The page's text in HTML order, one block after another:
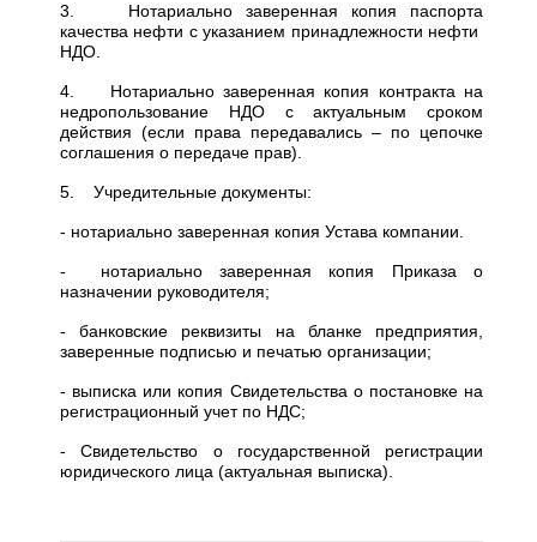
3. Нотариально заверенная копия паспорта
качества нефти с указанием принадлежности нефти
НДО.
4. Нотариально заверенная копия контракта на
недропользование НДО с актуальным сроком
действия (если права передавались – по цепочке
соглашения о передаче прав).
5. Учредительные документы:
- нотариально заверенная копия Устава компании.
- нотариально заверенная копия Приказа о
назначении руководителя;
- банковские реквизиты на бланке предприятия,
заверенные подписью и печатью организации;
- выписка или копия Свидетельства о постановке на
регистрационный учет по НДС;
- Свидетельство о государственной регистрации
юридического лица (актуальная выписка).